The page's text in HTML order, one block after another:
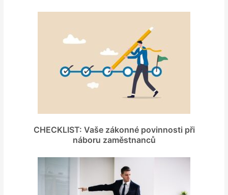
CHECKLIST: Vaše zákonné povinnosti při
náboru zaměstnanců